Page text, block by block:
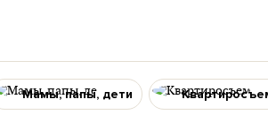
Мамы, папы, дети